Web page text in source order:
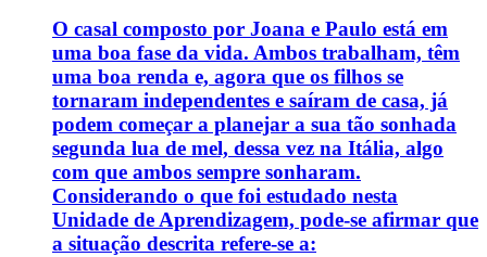
O casal composto por Joana e Paulo está em
uma boa fase da vida. Ambos trabalham, têm
uma boa renda e, agora que os filhos se
tornaram independentes e saíram de casa, já
podem começar a planejar a sua tão sonhada
segunda lua de mel, dessa vez na Itália, algo
com que ambos sempre sonharam.
Considerando o que foi estudado nesta
Unidade de Aprendizagem, pode-se afirmar que
a situação descrita refere-se a: